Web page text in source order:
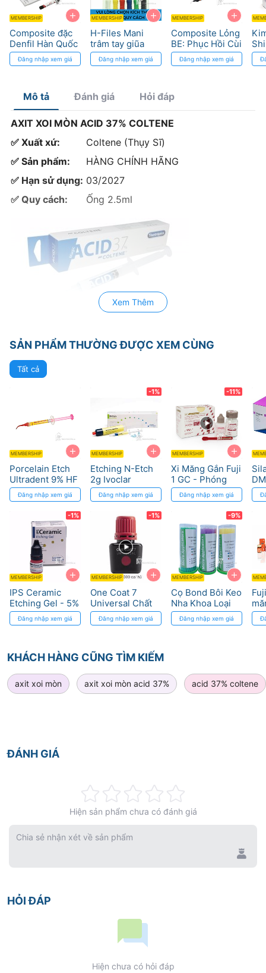
+
MEMBERSHIP
Composite đặc
Denfil Hàn Quốc
- Trám Răng
Hàm
Đăng nhập xem giá
+
MEMBERSHIP
H-Files Mani
trâm tay giũa
chuẩn ISO, độ
thuôn chính xác
Đăng nhập xem giá
+
MEMBERSHIP
Composite Lỏng
BE: Phục Hồi Cùi
Răng với Độ Bền
Cao
Đăng nhập xem giá
Mô tả Đánh giá Hỏi đáp
AXIT XOI MÒN ACID 37% COLTENE
✅ Xuất xứ:
Coltene (Thụy Sĩ)
✅ Sản phẩm:
HÀNG CHÍNH HÃNG
✅ Hạn sử dụng: 03/2027
✅ Quy cách:
Ống 2.5ml
cao
(giúp đặt chính xác vào vị trí cần xoi mòn-không
cho cả men và
Xem Thêm
SẢN PHẨM THƯỜNG ĐƯỢC XEM CÙNG
Tất cả
+
MEMBERSHIP
Porcelain Etch
Ultradent 9% HF
- Dung dịch
etching sứ
Đăng nhập xem giá
+
-1%
MEMBERSHIP
IPS Ceramic
Etching Gel - 5%
Hydrofluoric
Acid
Đăng nhập xem giá
+
-1%
MEMBERSHIP
Etching N-Etch
2g Ivoclar
Vivadent - Gel
37% Phosphoric
Đăng nhập xem giá
+
-1%
MEMBERSHIP
One Coat 7
Universal Chất
kết dính One
Coat 7 Universal
Đăng nhập xem giá
+
-11%
MEMBERSHIP
Xi Măng Gắn Fuji
1 GC - Phóng
Thích Fluoride,
Độ Bền Cao
Đăng nhập xem giá
+
-9%
MEMBERSHIP
Cọ Bond Bôi Keo
Nha Khoa Loại
TốtĐăng nhập xem giá
lấy
độ
KHÁCH HÀNG CŨNG TÌM KIẾM
axit xoi mòn axit xoi mòn acid 37% acid 37% coltene
ĐÁNH GIÁ
0%
Hiện sản phẩm chưa có đánh giá
Chia sẻ nhận xét về sản phẩm
HỎI ĐÁP
Hiện chưa có hỏi đáp